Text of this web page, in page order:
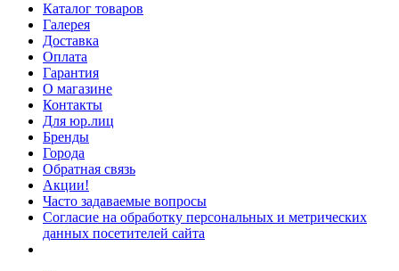
Каталог товаров
Галерея
Доставка
Оплата
Гарантия
О магазине
Контакты
Для юр.лиц
Бренды
Города
Обратная связь
Акции!
Часто задаваемые вопросы
Согласие на обработку персональных и метрических
данных посетителей сайта